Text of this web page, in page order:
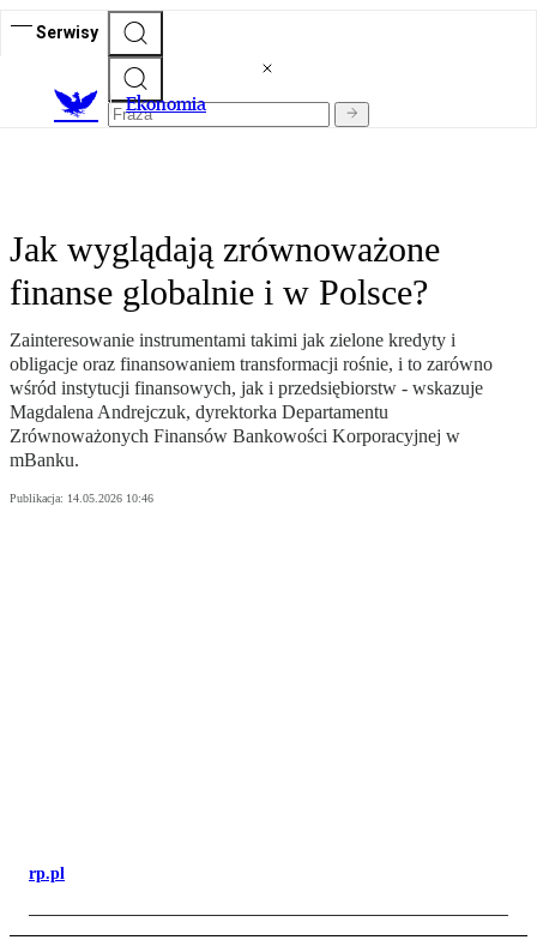
Serwisy
Ekonomia
Jak wyglądają zrównoważone
finanse globalnie i w Polsce?
Zainteresowanie instrumentami takimi jak zielone kredyty i
obligacje oraz finansowaniem transformacji rośnie, i to zarówno
wśród instytucji finansowych, jak i przedsiębiorstw - wskazuje
Magdalena Andrejczuk, dyrektorka Departamentu
Zrównoważonych Finansów Bankowości Korporacyjnej w
mBanku.
Publikacja: 14.05.2026 10:46
rp.pl